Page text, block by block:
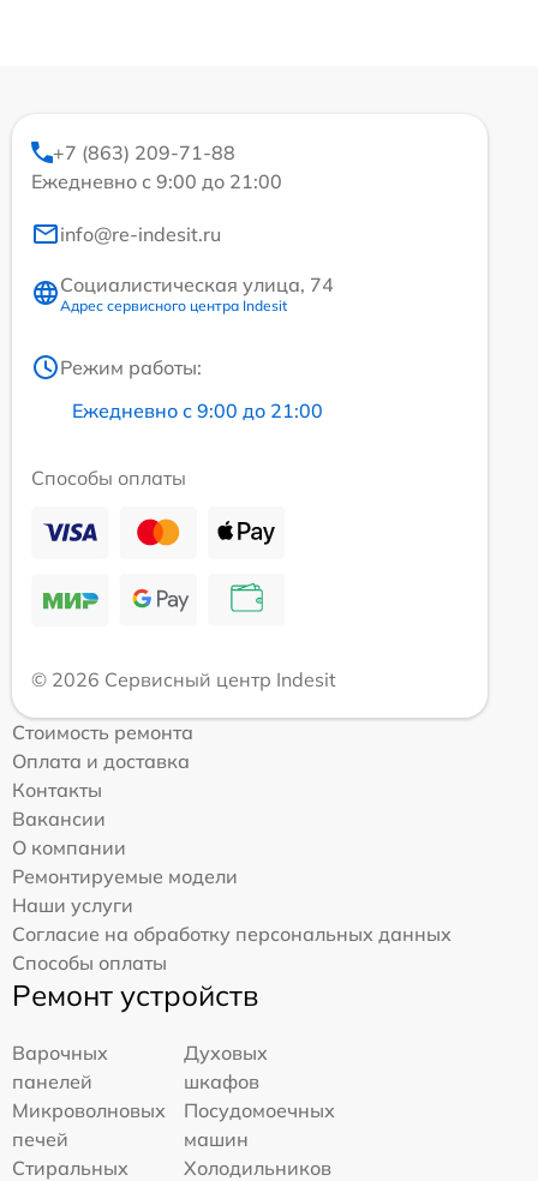
+7 (863) 209-71-88
Ежедневно с 9:00 до 21:00
info@re-indesit.ru
Социалистическая улица, 74
Адрес сервисного центра Indesit
Режим работы:
Ежедневно с 9:00 до 21:00
Способы оплаты
© 2026 Сервисный центр Indesit
Стоимость ремонта
Оплата и доставка
Контакты
Вакансии
О компании
Ремонтируемые модели
Наши услуги
Согласие на обработку персональных данных
Способы оплаты
Ремонт устройств
Варочных
панелей
Духовых
шкафов
Микроволновых
печей
Посудомоечных
машин
Стиральных
Холодильников